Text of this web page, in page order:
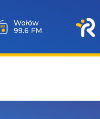
Milicz
88.5 FM